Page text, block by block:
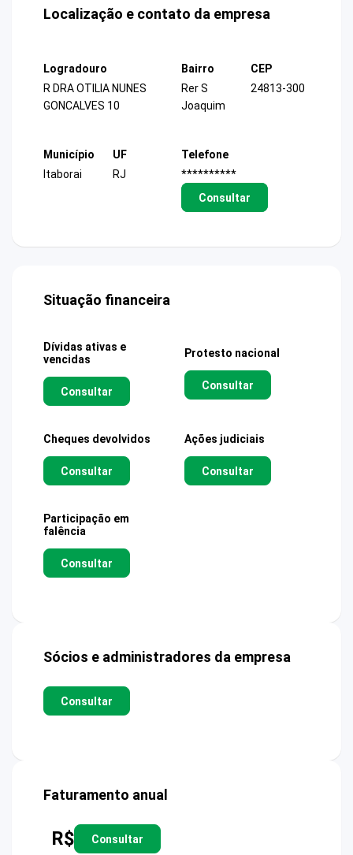
Localização e contato da empresa
Logradouro
R DRA OTILIA NUNES
GONCALVES 10
Bairro
Rer S
Joaquim
CEP
24813-300
Município
Itaborai
UF
RJ
Telefone
**********
Consultar
Situação financeira
Dívidas ativas e
vencidas
Consultar
Protesto nacional
Consultar
Cheques devolvidos
Consultar
Ações judiciais
Consultar
Participação em
falência
Consultar
Sócios e administradores da empresa
Consultar
Faturamento anual
R$ Consultar